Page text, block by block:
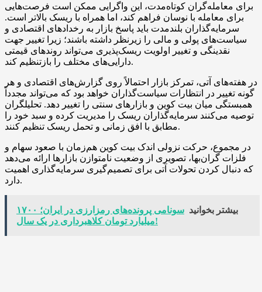
برای معامله‌گران کوتاه‌مدت، این واگرایی ممکن است فرصت‌هایی
برای معامله با نوسان فراهم کند، اما همراه با ریسک بالاتر است.
سرمایه‌گذاران بلندمدت باید پاسخ بازار به رخدادهای اقتصادی و
سیاست‌های پولی و مالی را زیرنظر داشته باشند؛ زیرا تغییر جهت
نقدینگی و تغییر اولویت ریسک‌پذیری می‌تواند روندهای قیمتی
دارایی‌های مختلف را بازتنظیم کند.
در هفته‌های آتی، تمرکز بازار احتمالاً روی گزارش‌های اقتصادی و هر
گونه تغییر در انتظارات سیاست‌گذاران خواهد بود که می‌تواند مجدداً
همبستگی میان بیت کوین و بازارهای سنتی را تغییر دهد. تحلیلگران
توصیه می‌کنند سرمایه‌گذاران ریسک را مدیریت کرده و سبد خود را
مطابق با افق زمانی و تحمل ریسک تنظیم کنند.
در مجموع، حرکت نزولی اندک بیت کوین هم‌زمان با صعود سهام و
فلزات گران‌بها، تصویری از وضعیت نامتوازن بازارها ارائه می‌دهد
که دنبال کردن تحولات آتی برای تصمیم‌گیری سرمایه‌گذاری اهمیت
دارد.
بیشتر بخوانید
سونامی پرونده‌های رمزارزی در ایران؛ ۱۷۰۰
میلیارد تومان کلاهبرداری در یک سال!